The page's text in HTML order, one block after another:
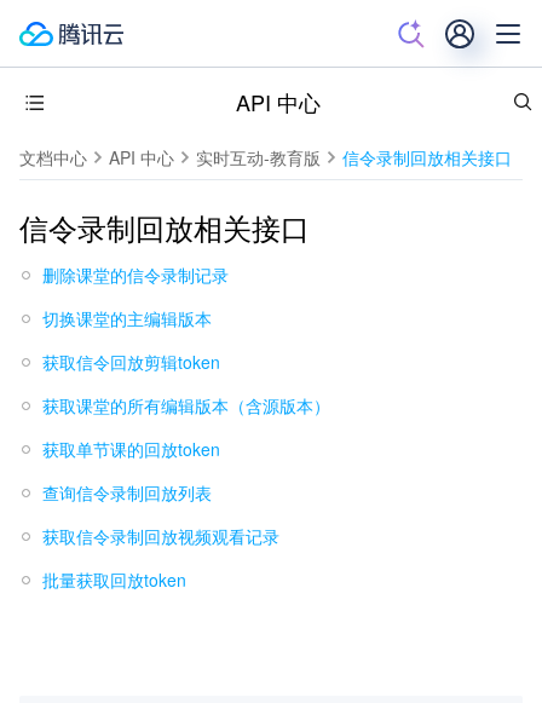
API 中心
文档中心 API 中心 实时互动-教育版 信令录制回放相关接口
信令录制回放相关接口
删除课堂的信令录制记录
切换课堂的主编辑版本
获取信令回放剪辑token
获取课堂的所有编辑版本（含源版本）
获取单节课的回放token
查询信令录制回放列表
获取信令录制回放视频观看记录
批量获取回放token